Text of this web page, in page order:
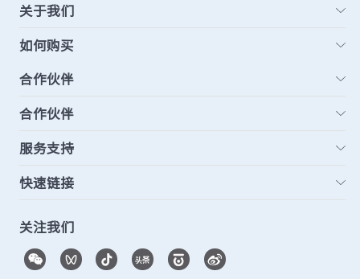
关于我们
如何购买
合作伙伴
合作伙伴
服务支持
快速链接
关注我们